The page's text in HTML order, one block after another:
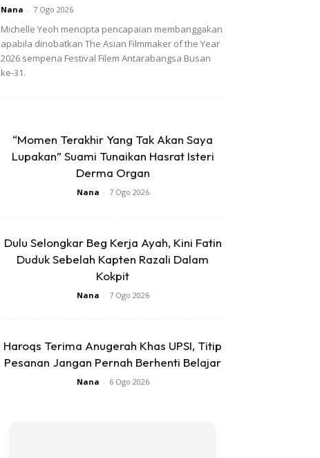
Nana - 7 Ogo 2026
Michelle Yeoh mencipta pencapaian membanggakan
apabila dinobatkan The Asian Filmmaker of the Year
2026 sempena Festival Filem Antarabangsa Busan
ke-31.
“Momen Terakhir Yang Tak Akan Saya
Lupakan” Suami Tunaikan Hasrat Isteri
Derma Organ
Nana - 7 Ogo 2026
Dulu Selongkar Beg Kerja Ayah, Kini Fatin
Duduk Sebelah Kapten Razali Dalam
Kokpit
Nana - 7 Ogo 2026
Haroqs Terima Anugerah Khas UPSI, Titip
Pesanan Jangan Pernah Berhenti Belajar
Nana - 6 Ogo 2026